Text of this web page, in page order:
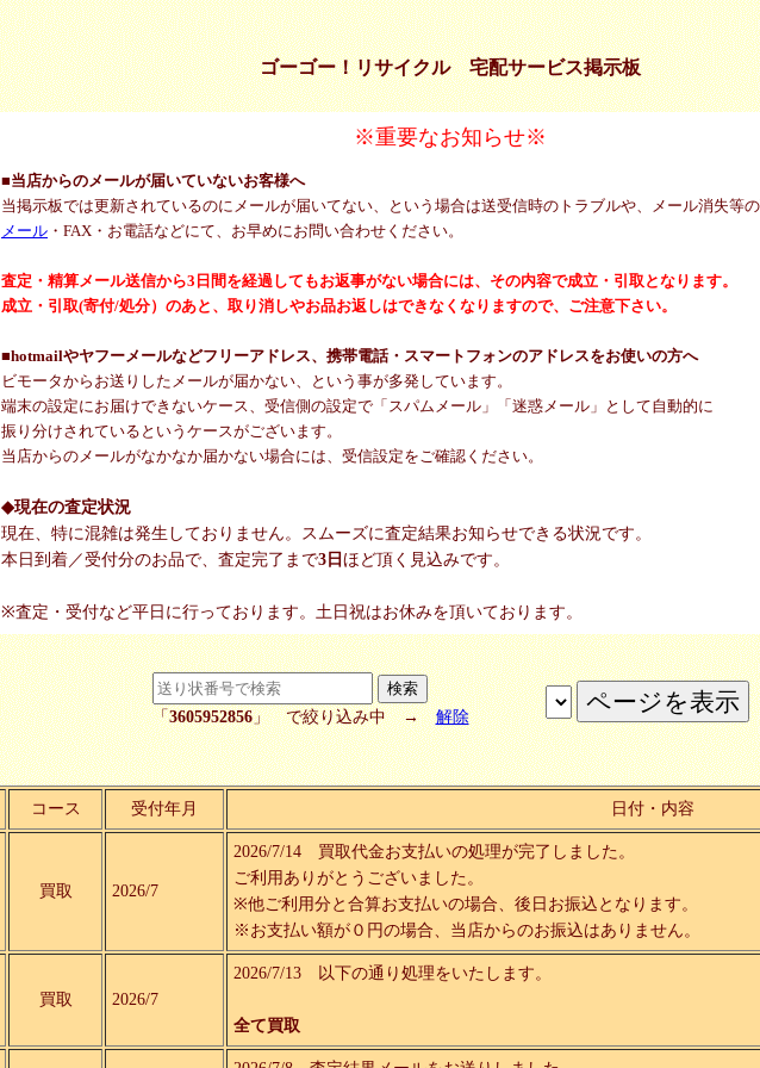
ゴーゴー！リサイクル 宅配サービス掲示板
※重要なお知らせ※
■当店からのメールが届いていないお客様へ
当掲示板では更新されているのにメールが届いてない、という場合は送受信時のトラブルや、メール消失等の
メール ・FAX・お電話などにて、お早めにお問い合わせください。
査定・精算メール送信から3日間を経過してもお返事がない場合には、その内容で成立・引取となります。
成立・引取(寄付/処分）のあと、取り消しやお品お返しはできなくなりますので、ご注意下さい。
■hotmailやヤフーメールなどフリーアドレス、携帯電話・スマートフォンのアドレスをお使いの方へ
ビモータからお送りしたメールが届かない、という事が多発しています。
端末の設定にお届けできないケース、受信側の設定で「スパムメール」「迷惑メール」として自動的に
振り分けされているというケースがございます。
当店からのメールがなかなか届かない場合には、受信設定をご確認ください。
◆現在の査定状況
現在、特に混雑は発生しておりません。スムーズに査定結果お知らせできる状況です。
本日到着／受付分のお品で、査定完了まで3日 ほど頂く見込みです。
※査定・受付など平日に行っております。土日祝はお休みを頂いております。
「3605952856」 で絞り込み中 →解除
コース 受付年月 日付・内容
買取 2026/7
2026/7/14 買取代金お支払いの処理が完了しました。
ご利用ありがとうございました。
※他ご利用分と合算お支払いの場合、後日お振込となります。
※お支払い額が０円の場合、当店からのお振込はありません。
買取 2026/7
2026/7/13 以下の通り処理をいたします。
全て買取